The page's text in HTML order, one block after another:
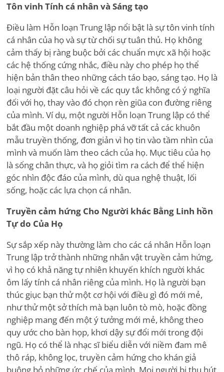
Tôn vinh Tính cá nhân và Sáng tạo
Điều làm Hỗn loạn Trung lập nổi bật là sự tôn vinh tính
cá nhân của họ và sự từ chối sự tuân thủ. Họ không
cảm thấy bị ràng buộc bởi các chuẩn mực xã hội hoặc
các hệ thống cứng nhắc, điều này cho phép họ thể
hiện bản thân theo những cách táo bạo, sáng tạo. Họ là
loại người đặt câu hỏi về các quy tắc không có ý nghĩa
đối với họ, thay vào đó chọn rèn giũa con đường riêng
của mình. Ví dụ, một người Hỗn loạn Trung lập có thể
bắt đầu một doanh nghiệp phá vỡ tất cả các khuôn
mẫu truyền thống, đơn giản vì họ tin vào tầm nhìn của
mình và muốn làm theo cách của họ. Mục tiêu của họ
là sống chân thực, và họ giỏi tìm ra cách để thể hiện
góc nhìn độc đáo của mình, dù qua nghệ thuật, lối
sống, hoặc các lựa chọn cá nhân.
Truyền cảm hứng Cho Người khác Bằng Linh hồn
Tự do Của Họ
Sự sắp xếp này thường làm cho các cá nhân Hỗn loạn
Trung lập trở thành những nhân vật truyền cảm hứng,
vì họ có khả năng tự nhiên khuyến khích người khác
ôm lấy tính cá nhân riêng của mình. Họ là người bạn
thúc giục bạn thử một cơ hội với điều gì đó mới mẻ,
như thử một sở thích mà bạn luôn tò mò, hoặc đồng
nghiệp mang đến một ý tưởng mới mẻ, không theo
quy ước cho bàn họp, khơi dậy sự đổi mới trong đội
ngũ. Họ có thể là nhạc sĩ biểu diễn với niềm đam mê
thô ráp, không lọc, truyền cảm hứng cho khán giả